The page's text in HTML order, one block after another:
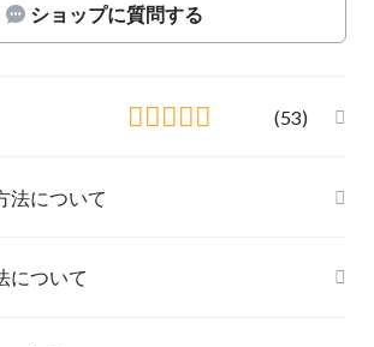
ショップに質問する
(53)
法について
について